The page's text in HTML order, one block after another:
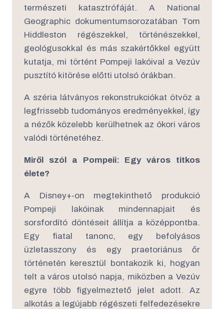
természeti katasztrófáját. A National
Geographic dokumentumsorozatában Tom
Hiddleston régészekkel, történészekkel,
geológusokkal és más szakértőkkel együtt
kutatja, mi történt Pompeji lakóival a Vezúv
pusztító kitörése előtti utolsó órákban.
A széria látványos rekonstrukciókat ötvöz a
legfrissebb tudományos eredményekkel, így
a nézők közelebb kerülhetnek az ókori város
valódi történetéhez.
Miről szól a Pompeii: Egy város titkos
élete?
A Disney+-on megtekinthető produkció
Pompeji lakóinak mindennapjait és
sorsfordító döntéseit állítja a középpontba.
Egy fiatal tanonc, egy befolyásos
üzletasszony és egy praetoriánus őr
történetén keresztül bontakozik ki, hogyan
telt a város utolsó napja, miközben a Vezúv
egyre több figyelmeztető jelet adott. Az
alkotás a legújabb régészeti felfedezésekre